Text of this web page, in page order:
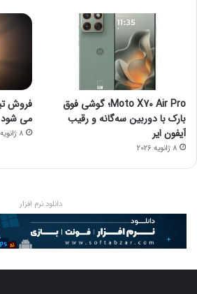
– سولانا
تغییرات قیمتی ۲۴ ساعت گذشته: ۲.۲۰ درصد افزایش
تغییرات قیمتی یک هفته اخیر: ۷.۳۹ درصد افزایش
تغییرات قیمتی یک هفته اخیر: ۱۵.۵۳ درصد افزایش
– کاردانو
Moto X70 Air Pro؛ گوشی فوق
بارک با دوربین سه‌گانه و رقیب
آیفون ایر
8 ژانویه 2026
می شود
8 ژانویه 2026
دانلود نرم افزار